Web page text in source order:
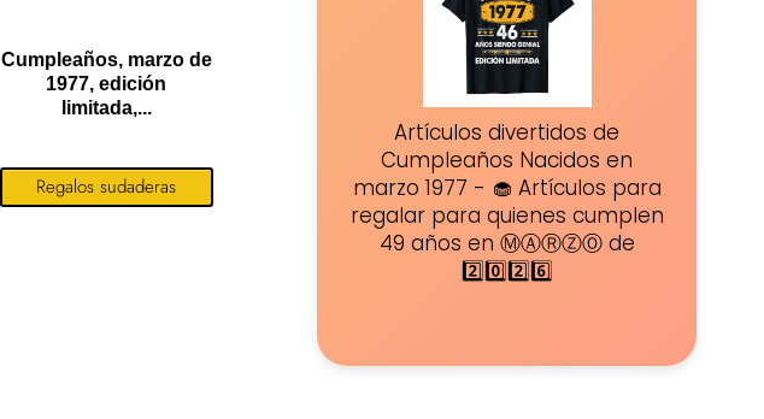
Cumpleaños, marzo de
1977, edición
limitada,...
Regalos sudaderas
Artículos divertidos de
Cumpleaños Nacidos en
marzo 1977 - 🧁 Artículos para
regalar para quienes cumplen
49 años en ⓂⒶⓇⓏⓄ de
2️⃣0️⃣2️⃣6️⃣